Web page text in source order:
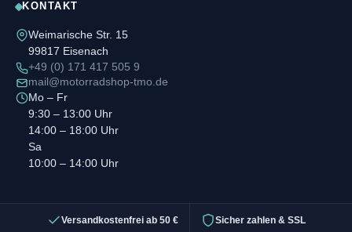
KONTAKT
Weimarische Str. 15
99817 Eisenach
+49 (0) 171 417 505 9
mail@motorradshop-tmo.de
Mo – Fr
9:30 – 13:00 Uhr
14:00 – 18:00 Uhr
Sa
10:00 – 14:00 Uhr
Versandkostenfrei ab 50 € Sicher zahlen & SSL